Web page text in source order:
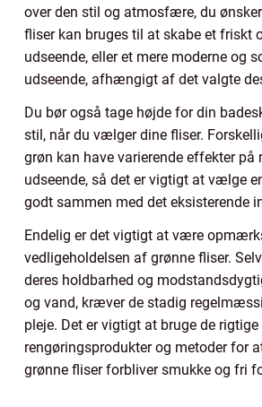
over den stil og atmosfære, du
fliser kan bruges til at skabe et friskt
udseende, eller et mere moderne og
udseende, afhængigt af det valgte
Du bør også tage højde for din
stil, når du vælger dine fliser.
grøn kan have varierende effekter på
udseende, så det er vigtigt at vælge
godt sammen med det eksisterende
Endelig er det vigtigt at være
vedligeholdelsen af grønne fliser.
deres holdbarhed og
og vand, kræver de stadig
pleje. Det er vigtigt at bruge de rigtige
rengøringsprodukter og metoder for
grønne fliser forbliver smukke og fri